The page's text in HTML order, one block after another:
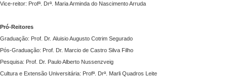
Vice-reitor: Profª. Drª. Maria Arminda do Nascimento Arruda
Pró-Reitores
Graduação: Prof. Dr. Aluisio Augusto Cotrim Segurado
Pós-Graduação: Prof. Dr. Marcio de Castro Silva Filho
Pesquisa: Prof. Dr. Paulo Alberto Nussenzveig
Cultura e Extensão Universitária: Profª. Drª. Marli Quadros Leite